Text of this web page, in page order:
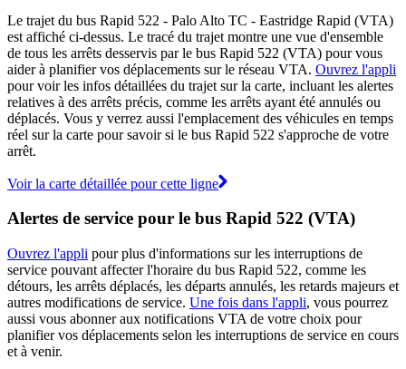
Le trajet du bus Rapid 522 - Palo Alto TC - Eastridge Rapid (VTA)
est affiché ci-dessus. Le tracé du trajet montre une vue d'ensemble
de tous les arrêts desservis par le bus Rapid 522 (VTA) pour vous
aider à planifier vos déplacements sur le réseau VTA. Ouvrez l'appli
pour voir les infos détaillées du trajet sur la carte, incluant les alertes
relatives à des arrêts précis, comme les arrêts ayant été annulés ou
déplacés. Vous y verrez aussi l'emplacement des véhicules en temps
réel sur la carte pour savoir si le bus Rapid 522 s'approche de votre
arrêt.
Voir la carte détaillée pour cette ligne
Alertes de service pour le bus Rapid 522 (VTA)
Ouvrez l'appli pour plus d'informations sur les interruptions de
service pouvant affecter l'horaire du bus Rapid 522, comme les
détours, les arrêts déplacés, les départs annulés, les retards majeurs et
autres modifications de service. Une fois dans l'appli, vous pourrez
aussi vous abonner aux notifications VTA de votre choix pour
planifier vos déplacements selon les interruptions de service en cours
et à venir.